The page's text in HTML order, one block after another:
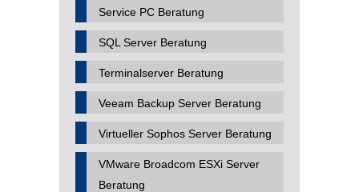
Service PC Beratung
SQL Server Beratung
Terminalserver Beratung
Veeam Backup Server Beratung
Virtueller Sophos Server Beratung
VMware Broadcom ESXi Server
Beratung